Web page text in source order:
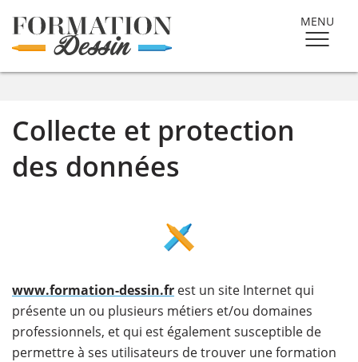
MENU
Collecte et protection
des données
www.formation-dessin.fr est un site Internet qui
présente un ou plusieurs métiers et/ou domaines
professionnels, et qui est également susceptible de
permettre à ses utilisateurs de trouver une formation